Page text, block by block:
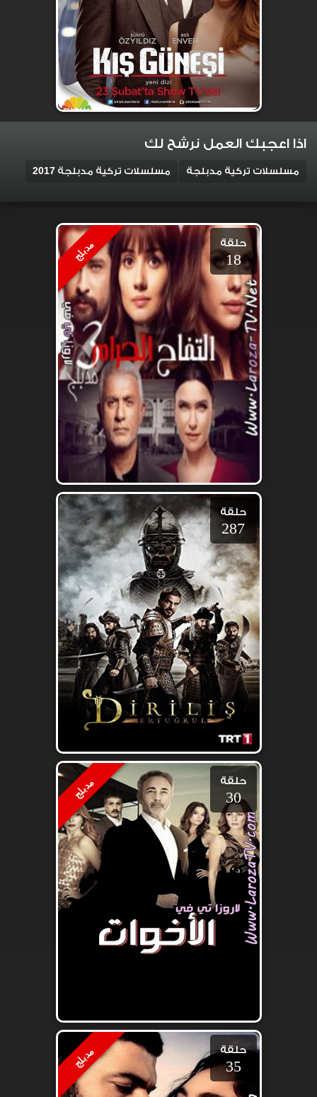
اذا اعجبك العمل نرشح لك
مسلسلات تركية مدبلجة مسلسلات تركية مدبلجة 2017
مدبلج حلقة
18
حلقة
287
مدبلج حلقة
30
مدبلج حلقة
35